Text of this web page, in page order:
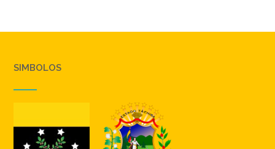
SIMBOLOS